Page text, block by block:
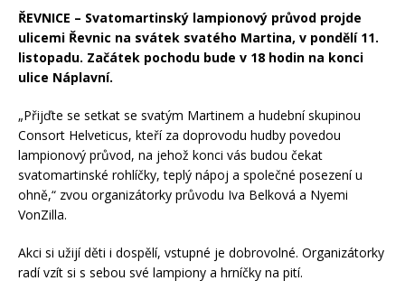
ŘEVNICE – Svatomartinský lampionový průvod projde
ulicemi Řevnic na svátek svatého Martina, v pondělí 11.
listopadu. Začátek pochodu bude v 18 hodin na konci
ulice Náplavní.
„Přijďte se setkat se svatým Martinem a hudební skupinou
Consort Helveticus, kteří za doprovodu hudby povedou
lampionový průvod, na jehož konci vás budou čekat
svatomartinské rohlíčky, teplý nápoj a společné posezení u
ohně,“ zvou organizátorky průvodu Iva Belková a Nyemi
VonZilla.
Akci si užijí děti i dospělí, vstupné je dobrovolné. Organizátorky
radí vzít si s sebou své lampiony a hrníčky na pití.